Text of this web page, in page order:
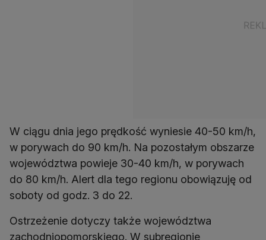
W ciągu dnia jego prędkość wyniesie 40-50 km/h,
w porywach do 90 km/h. Na pozostałym obszarze
województwa powieje 30-40 km/h, w porywach
do 80 km/h. Alert dla tego regionu obowiązuję od
soboty od godz. 3 do 22.
Ostrzeżenie dotyczy także województwa
zachodniopomorskiego. W subregionie